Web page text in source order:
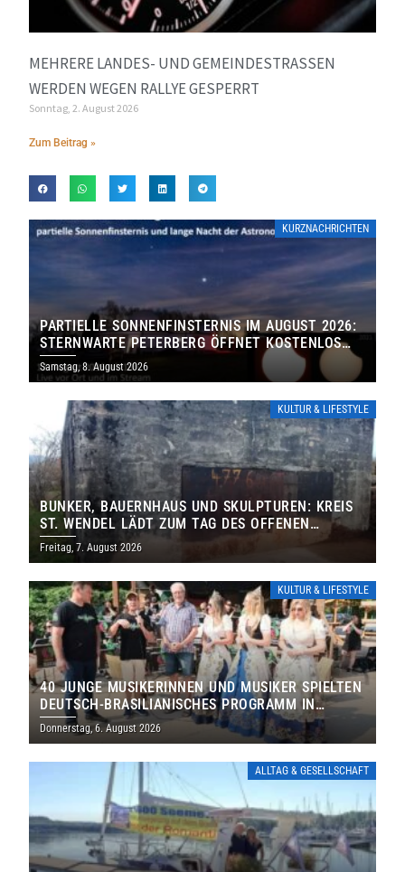
MEHRERE LANDES- UND GEMEINDESTRASSEN W
ERDEN WEGEN RALLYE GESPERRT
Sonntag, 2. August 2026
Zum Beitrag »
KURZNACHRICHTEN
PARTIELLE SONNENFINSTERNIS IM AUGUST 2026:
STERNWARTE PETERBERG ÖFFNET KOSTENLOS
IHRE TORE
Samstag, 8. August 2026
KULTUR & LIFESTYLE
BUNKER, BAUERNHAUS UND SKULPTUREN: KREIS
ST. WENDEL LÄDT ZUM TAG DES OFFENEN
DENKMALS EIN
Freitag, 7. August 2026
KULTUR & LIFESTYLE
40 JUNGE MUSIKERINNEN UND MUSIKER SPIELTEN
DEUTSCH-BRASILIANISCHES PROGRAMM IN
THOLEY
Donnerstag, 6. August 2026
ALLTAG & GESELLSCHAFT